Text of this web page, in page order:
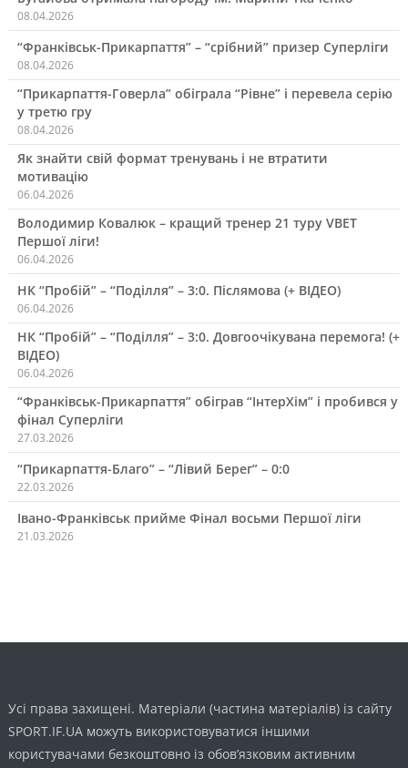
08.04.2026
“Франківськ-Прикарпаття” – “срібний” призер Суперліги
08.04.2026
“Прикарпаття-Говерла” обіграла “Рівне” і перевела серію
у третю гру
08.04.2026
Як знайти свій формат тренувань і не втратити
мотивацію
06.04.2026
Володимир Ковалюк – кращий тренер 21 туру VBET
Першої ліги!
06.04.2026
НК “Пробій” – “Поділля” – 3:0. Післямова (+ ВІДЕО)
06.04.2026
НК “Пробій” – “Поділля” – 3:0. Довгоочікувана перемога! (+
ВІДЕО)
06.04.2026
“Франківськ-Прикарпаття” обіграв “ІнтерХім” і пробився у
фінал Суперліги
27.03.2026
“Прикарпаття-Благо” – “Лівий Берег” – 0:0
22.03.2026
Івано-Франківськ прийме Фінал восьми Першої ліги
21.03.2026
Усі права захищені. Матеріали (частина матеріалів) із сайту
SPORT.IF.UA можуть використовуватися іншими
користувачами безкоштовно із обов’язковим активним